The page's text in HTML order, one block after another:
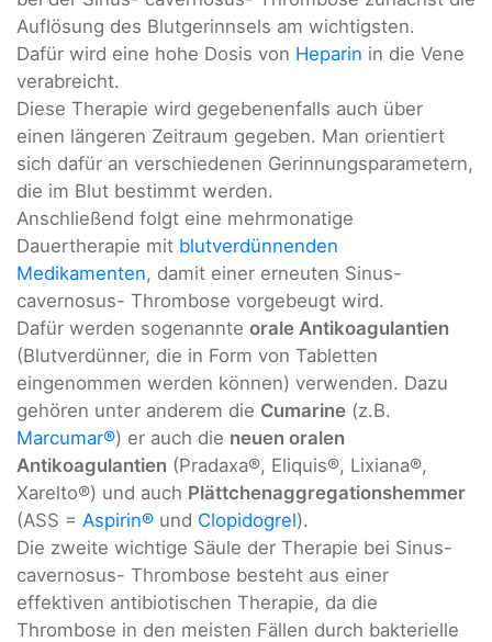
Auflösung des Blutgerinnsels am wichtigsten.
Dafür wird eine hohe Dosis von Heparin in die Vene
verabreicht.
Diese Therapie wird gegebenenfalls auch über
einen längeren Zeitraum gegeben. Man orientiert
sich dafür an verschiedenen Gerinnungsparametern,
die im Blut bestimmt werden.
Anschließend folgt eine mehrmonatige
Dauertherapie mit blutverdünnenden
Medikamenten, damit einer erneuten Sinus-
cavernosus- Thrombose vorgebeugt wird.
Dafür werden sogenannte orale Antikoagulantien
(Blutverdünner, die in Form von Tabletten
eingenommen werden können) verwenden. Dazu
gehören unter anderem die Cumarine (z.B.
Marcumar®) er auch die neuen oralen
Antikoagulantien (Pradaxa®, Eliquis®, Lixiana®,
Xarelto®) und auch Plättchenaggregationshemmer
(ASS = Aspirin® und Clopidogrel).
Die zweite wichtige Säule der Therapie bei Sinus-
cavernosus- Thrombose besteht aus einer
effektiven antibiotischen Therapie, da die
Thrombose in den meisten Fällen durch bakterielle